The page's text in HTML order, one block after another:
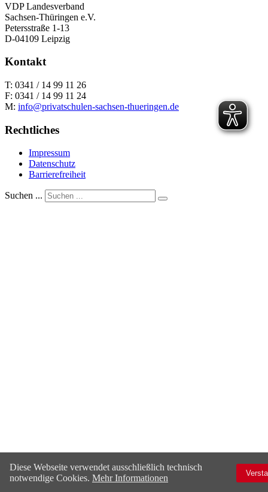
VDP Landesverband
Sachsen-Thüringen e.V.
Petersstraße 1-13
D-04109 Leipzig
Kontakt
T: 0341 / 14 99 11 26
F: 0341 / 14 99 11 24
M: info@privatschulen-sachsen-thueringen.de
Rechtliches
Impressum
Datenschutz
Barrierefreiheit
Suchen ...
Diese Webseite verwendet ausschließlich technisch
notwendige Cookies. Mehr Informationen